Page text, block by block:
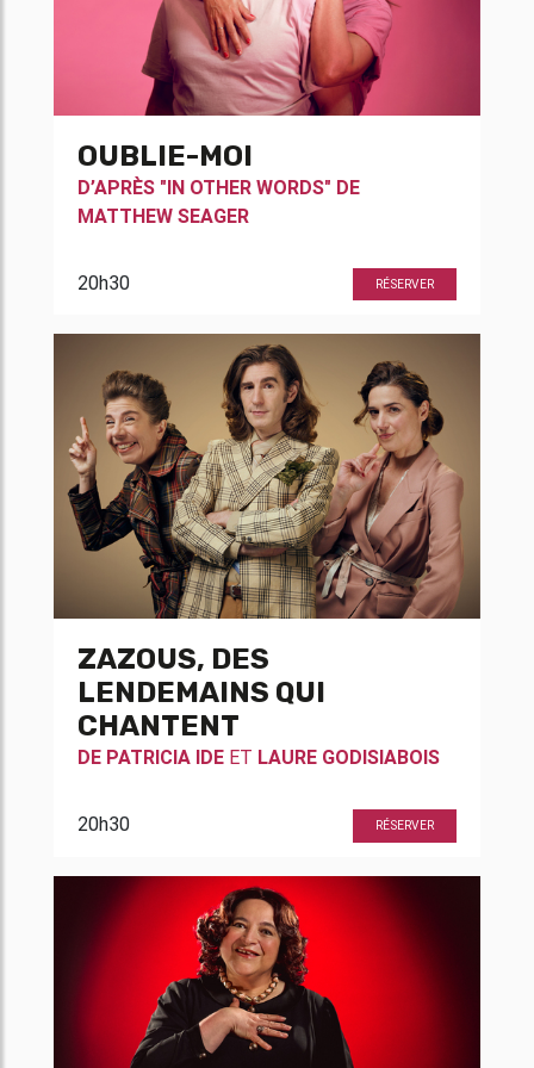
OUBLIE-MOI
D’APRÈS "IN OTHER WORDS" DE
MATTHEW SEAGER
20h30 RÉSERVER
ZAZOUS, DES
LENDEMAINS QUI
CHANTENT
DE PATRICIA IDE ET LAURE GODISIABOIS
20h30 RÉSERVER